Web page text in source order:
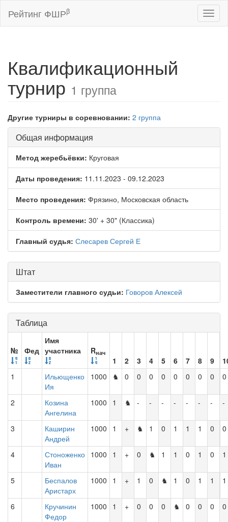
Рейтинг ФШРβ
Квалификационный
турнир 1 группа
Другие турниры в соревновании: 2 группа
Общая информация
Метод жеребьёвки: Круговая
Даты проведения: 11.11.2023 - 09.12.2023
Место проведения: Фрязино, Московская область
Контроль времени: 30' + 30" (Классика)
Главный судья: Слесарев Сергей Е
Штат
Заместители главного судьи: Говоров Алексей
Таблица
№ Фед
Имя
участника
Rнач
1 2 3 4 5 6 7 8 9
1
Ильющенко
Ия
1000 ♞ 0 0 0 0 0 0 0 0 0
2
Козина
Ангелина
1000 1 ♞ - - - - - - - -
3
Каширин
Андрей
1000 1 + ♞ 1 0 1 1 1 0 0
4
Стоноженко
Иван
1000 1 + 0 ♞ 1 1 0 1 0 1
5
Беспалов
Аристарх
1000 1 + 1 0 ♞ 1 0 1 1 1
6
Кручинин
Федор
1000 1 + 0 0 0 ♞ 0 0 0 0